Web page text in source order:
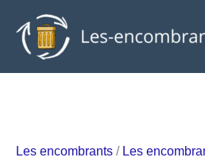
contenu
Les encombrants / Les